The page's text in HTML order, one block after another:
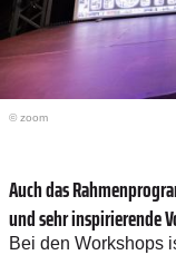
© zoom
Auch das
und sehr inspirierende
Bei den Workshops